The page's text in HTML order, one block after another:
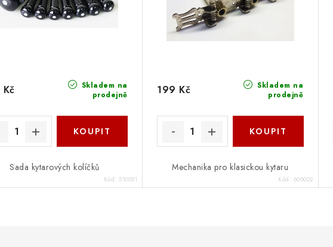
Skladem na
prodejně
Sada kytarových kolíčků
Kód: 510051
Skladem na
prodejně
199 Kč
Mechanika pro klasickou kytaru
Kód: 600002